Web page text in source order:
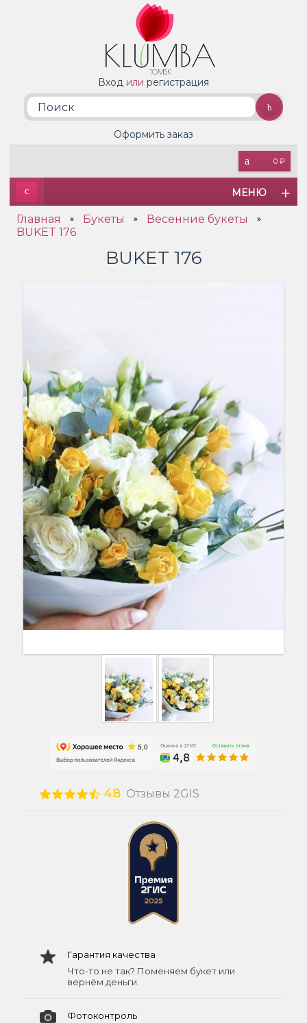
Вход или регистрация
0 ₽
Оформить заказ
МЕНЮ
Главная » Букеты » Весенние букеты »
BUKET 176
BUKET 176
4.8 Отзывы 2GIS
Гарантия качества
Что-то не так? Поменяем букет или
вернём деньги.
Фотоконтроль